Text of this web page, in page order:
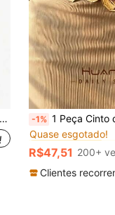
-1% 1 Peça Cinto de Cintura Retrô Exagerado com Flor de Tulipa Dourada,
#4 Mais Vendido
Quase esgotado!
#4 Mais Vendido
Quase esgotado!
#4 Mais Vendido
Quase esgotado!
#4 Mais Vendido
Quase esgotado!
R$47,51 200+
Clientes